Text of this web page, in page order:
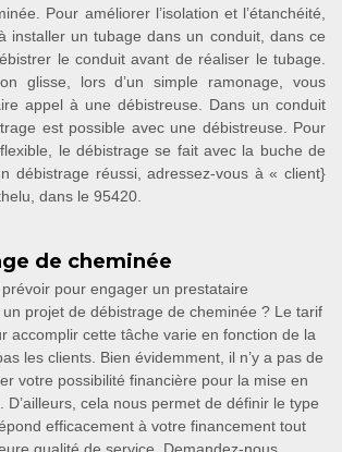
Pour améliorer l’isolation et l’étanchéité,
installer un tubage dans un conduit, dans ce
le conduit avant de réaliser le tubage.
glisse, lors d’un simple ramonage, vous
appel à une débistreuse. Dans un conduit
est possible avec une débistreuse. Pour
le débistrage se fait avec la buche de
débistrage réussi, adressez-vous à « client}
dans le 95420.
de cheminée
pour engager un prestataire
projet de débistrage de cheminée ? Le tarif
accomplir cette tâche varie en fonction de la
les clients. Bien évidemment, il n’y a pas de
votre possibilité financière pour la mise en
cela nous permet de définir le type
efficacement à votre financement tout
qualité de service. Demandez-nous